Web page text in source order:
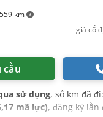
km
giá cố
cầu
sử dụng, số km đã đi:
mã lực), đăng ký lần